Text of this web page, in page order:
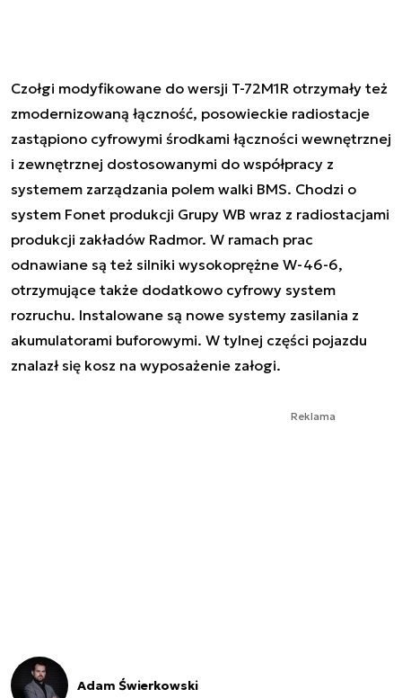
Czołgi modyfikowane do wersji T-72M1R otrzymały też
zmodernizowaną łączność, posowieckie radiostacje
zastąpiono cyfrowymi środkami łączności wewnętrznej
i zewnętrznej dostosowanymi do współpracy z
systemem zarządzania polem walki BMS. Chodzi o
system Fonet produkcji Grupy WB wraz z radiostacjami
produkcji zakładów Radmor. W ramach prac
odnawiane są też silniki wysokoprężne W-46-6,
otrzymujące także dodatkowo cyfrowy system
rozruchu. Instalowane są nowe systemy zasilania z
akumulatorami buforowymi. W tylnej części pojazdu
znalazł się kosz na wyposażenie załogi.
Reklama
Adam Świerkowski